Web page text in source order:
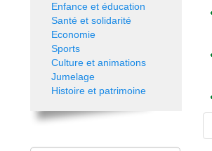
Enfance et éducation
Santé et solidarité
Economie
Sports
Culture et animations
Jumelage
Histoire et patrimoine
Rechercher